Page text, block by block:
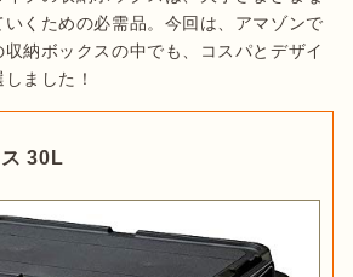
くための必需品。今回は、アマゾンで
納ボックスの中でも、コスパとデザイ
ました！
30L